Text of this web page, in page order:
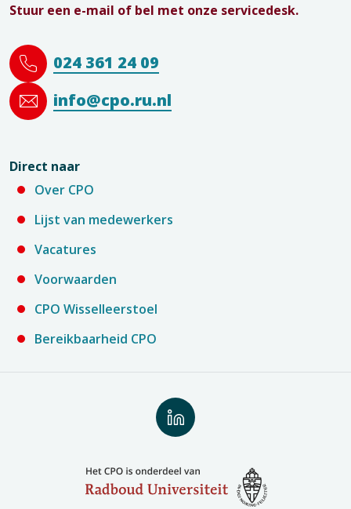
Stuur een e-mail of bel met onze servicedesk.
024 361 24 09
info@cpo.ru.nl
Direct naar
Over CPO
Lijst van medewerkers
Vacatures
Voorwaarden
CPO Wisselleerstoel
Bereikbaarheid CPO
Volg
ons
LinkedIn